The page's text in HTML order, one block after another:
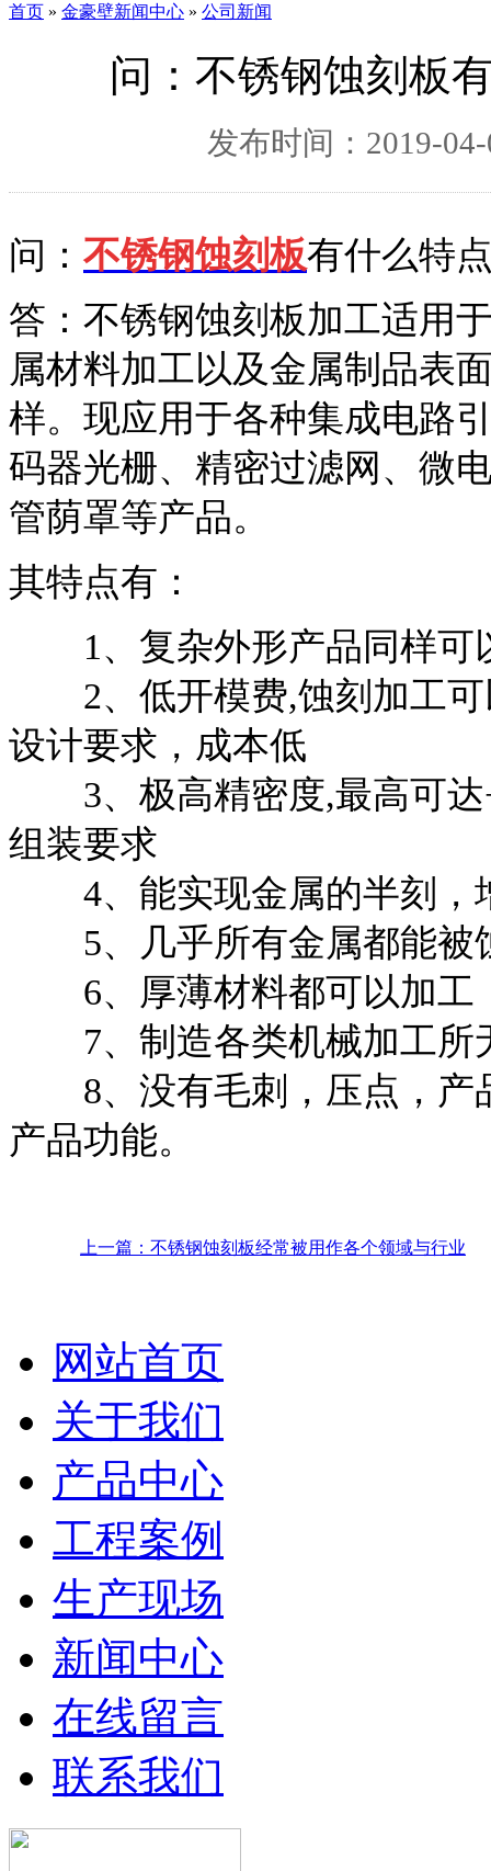
首页 » 金豪壁新闻中心 » 公司新闻
问：不锈钢蚀刻板
发布时间：2019-
问： 不锈钢蚀刻板有什么特
答：不锈钢蚀刻板加工适用
属材料加工以及金属制品表
样。现应用于各种集成电路
码器光栅、精密过滤网、微
管荫罩等产品。
其特点有：
1、复杂外形产品同样可
2、低开模费,蚀刻加工可
设计要求，成本低
3、极高精密度,最高可达
组装要求
4、能实现金属的半刻，
5、几乎所有金属都能被
6、厚薄材料都可以加工
7、制造各类机械加工所
8、没有毛刺，压点，产
产品功能。
上一篇：不锈钢蚀刻板经常被用作各个领域与行业
网站首页
关于我们
产品中心
工程案例
生产现场
新闻中心
在线留言
联系我们